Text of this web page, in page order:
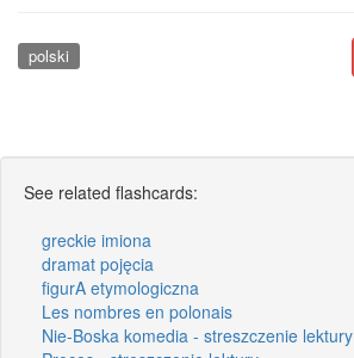
polski
See related flashcards:
greckie imiona
dramat pojęcia
figurA etymologiczna
Les nombres en polonais
Nie-Boska komedia - streszczenie lektury